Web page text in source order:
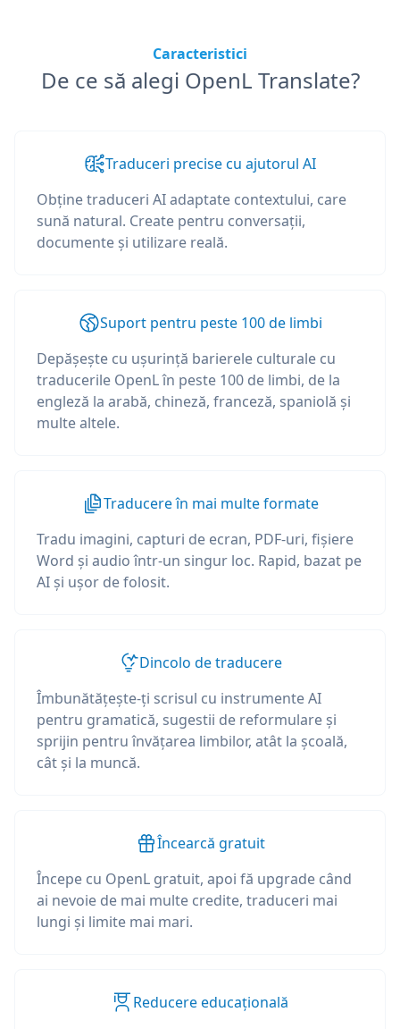
Caracteristici
De ce să alegi OpenL Translate?
Traduceri precise cu ajutorul AI
Obține traduceri AI adaptate contextului, care
sună natural. Create pentru conversații,
documente și utilizare reală.
Suport pentru peste 100 de limbi
Depășește cu ușurință barierele culturale cu
traducerile OpenL în peste 100 de limbi, de la
engleză la arabă, chineză, franceză, spaniolă și
multe altele.
Traducere în mai multe formate
Tradu imagini, capturi de ecran, PDF-uri, fișiere
Word și audio într-un singur loc. Rapid, bazat pe
AI și ușor de folosit.
Dincolo de traducere
Îmbunătățește-ți scrisul cu instrumente AI
pentru gramatică, sugestii de reformulare și
sprijin pentru învățarea limbilor, atât la școală,
cât și la muncă.
Încearcă gratuit
Începe cu OpenL gratuit, apoi fă upgrade când
ai nevoie de mai multe credite, traduceri mai
lungi și limite mai mari.
Reducere educațională